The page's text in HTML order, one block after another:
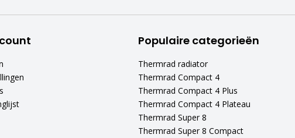
Populaire categorieën
Thermrad radiator
Thermrad Compact 4
Thermrad Compact 4 Plus
Thermrad Compact 4 Plateau
Thermrad Super 8
Thermrad Super 8 Compact